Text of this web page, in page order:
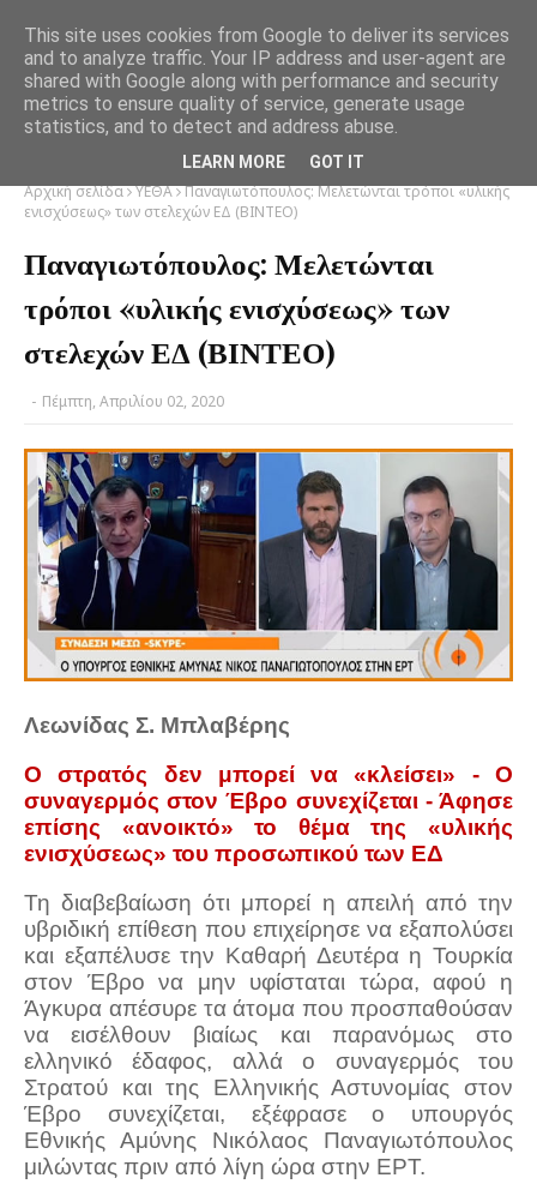
Αρχική σελίδα ΥΕΘΑ Παναγιωτόπουλος: Μελετώνται τρόποι «υλικής
ενισχύσεως» των στελεχών ΕΔ (ΒΙΝΤΕΟ)
Παναγιωτόπουλος: Μελετώνται
τρόποι «υλικής ενισχύσεως» των
στελεχών ΕΔ (ΒΙΝΤΕΟ)
- Πέμπτη, Απριλίου 02, 2020
Λεωνίδας Σ. Μπλαβέρης
Ο στρατός δεν μπορεί να «κλείσει» - Ο
συναγερμός στον Έβρο συνεχίζεται - Άφησε
επίσης «ανοικτό» το θέμα της «υλικής
ενισχύσεως» του προσωπικού των ΕΔ
Τη διαβεβαίωση ότι μπορεί η απειλή από την
υβριδική επίθεση που επιχείρησε να εξαπολύσει
και εξαπέλυσε την Καθαρή Δευτέρα η Τουρκία
στον Έβρο να μην υφίσταται τώρα, αφού η
Άγκυρα απέσυρε τα άτομα που προσπαθούσαν
να εισέλθουν βιαίως και παρανόμως στο
ελληνικό έδαφος, αλλά ο συναγερμός του
Στρατού και της Ελληνικής Αστυνομίας στον
Έβρο συνεχίζεται, εξέφρασε ο υπουργός
Εθνικής Αμύνης Νικόλαος Παναγιωτόπουλος
μιλώντας πριν από λίγη ώρα στην ΕΡΤ.
This site uses cookies from Google to deliver its services
and to analyze traffic. Your IP address and user-agent are
shared with Google along with performance and security
metrics to ensure quality of service, generate usage
statistics, and to detect and address abuse.
LEARN MORE GOT IT